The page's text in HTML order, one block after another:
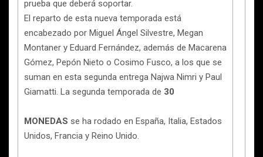
prueba que deberá soportar.
El reparto de esta nueva temporada está
encabezado por Miguel Ángel Silvestre, Megan
Montaner y Eduard Fernández, además de Macarena
Gómez, Pepón Nieto o Cosimo Fusco, a los que se
suman en esta segunda entrega Najwa Nimri y Paul
Giamatti. La segunda temporada de 30
MONEDAS se ha rodado en España, Italia, Estados
Unidos, Francia y Reino Unido.